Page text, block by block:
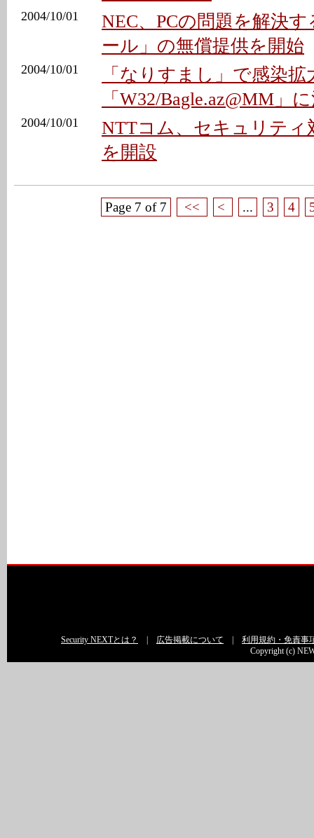
2004/10/01
NEC、PCの問題を解決
ール」の無償提供を開始
2004/10/01
「なりすまし」で感染拡
「W32/Bagle.az@MM」
2004/10/01
NTTコム、セキュリティ
を開設
Page 7 of 7 << < ... 3 4
Security NEXTとは？ 広告掲載について
利用規約・免責事
Copyright (c)